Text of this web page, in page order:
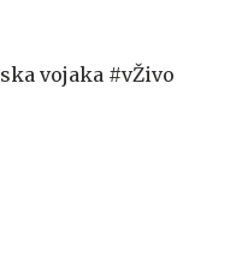
vojaka #vŽivo